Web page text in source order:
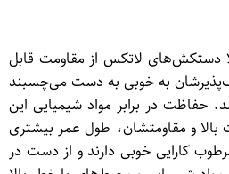
دستکش‌های لاتکس از مقاومت قابل
به خوبی به دست می‌چسبند
در برابر مواد شیمیایی این
بالا و مقاومتشان، طول عمر بیشتری
کارایی خوبی دارند و از دست در